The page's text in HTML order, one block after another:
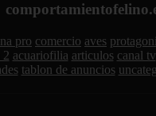
pro comercio aves
2 acuariofilia articulos canal tv
tablon de anuncios